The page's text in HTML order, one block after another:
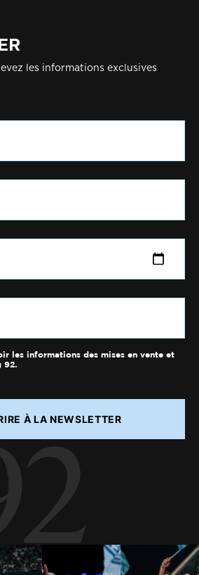
les informations exclusives
les informations des mises en vente et
92.
À LA NEWSLETTER